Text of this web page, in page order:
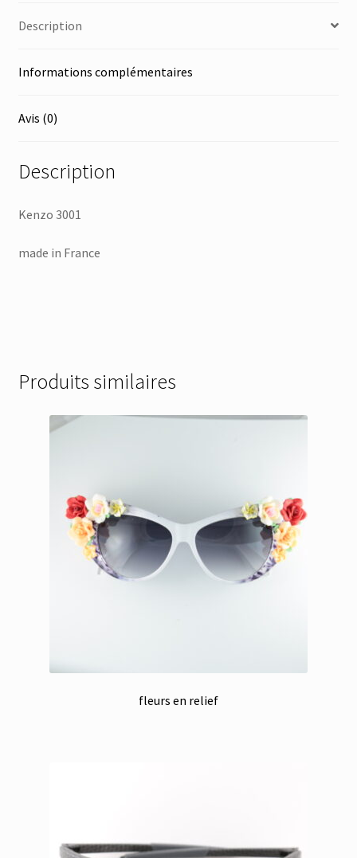
Description
Informations complémentaires
Avis (0)
Description
Kenzo 3001
made in France
Produits similaires
fleurs en relief